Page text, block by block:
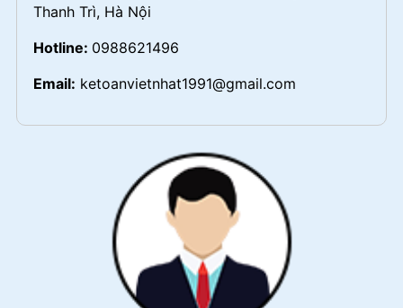
Thanh Trì, Hà Nội
Hotline: 0988621496
Email: ketoanvietnhat1991@gmail.com